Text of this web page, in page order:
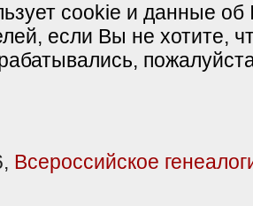
cookie и данные об
если Вы не хотите,
Всероссийское